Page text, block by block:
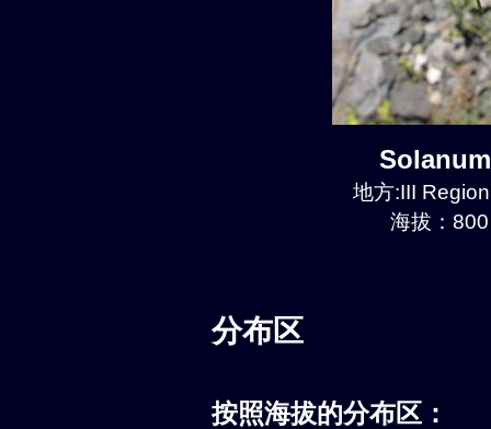
地方:III
海拔：
分布区
按照海拔的分布区：